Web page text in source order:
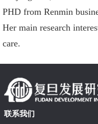
PHD from Renmin
Her main research
care.
联系我们